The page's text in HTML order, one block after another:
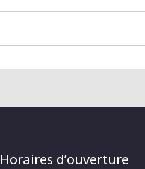
Horaires d’ouverture